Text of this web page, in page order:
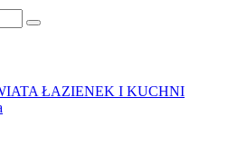
ŁAZIENEK I KUCHNI